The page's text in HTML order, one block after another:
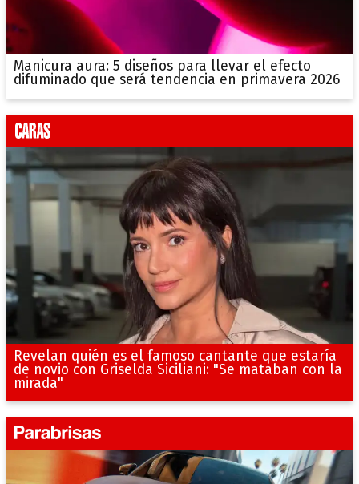
Manicura aura: 5 diseños para llevar el efecto
difuminado que será tendencia en primavera 2026
Revelan quién es el famoso cantante que estaría
de novio con Griselda Siciliani: "Se mataban con la
mirada"